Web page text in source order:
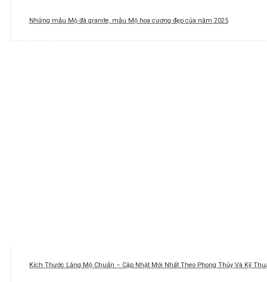
Những mẫu Mộ đá granite, mẫu Mộ hoa cương đẹp của năm 2025
Kích Thước Lăng Mộ Chuẩn – Cập Nhật Mới Nhất Theo Phong Thủy Và Kỹ